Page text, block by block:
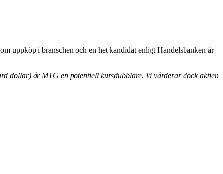
uppköp i branschen och en het kandidat enligt Handelsbanken är
dollar) är MTG en potentiell kursdubblare. Vi värderar dock aktien